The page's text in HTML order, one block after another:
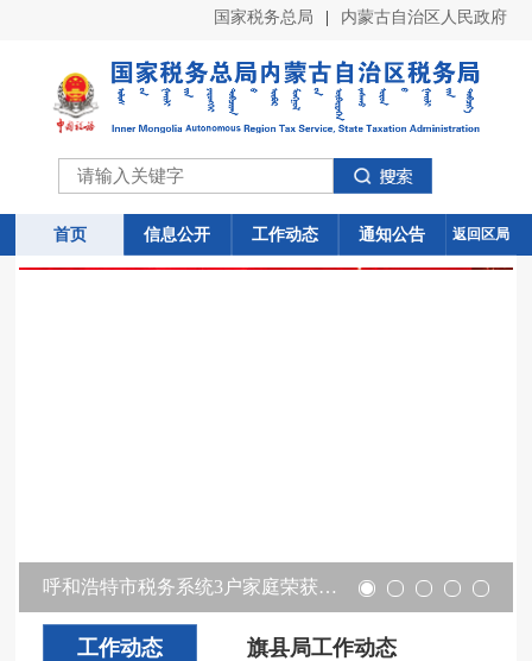
国家税务总局 内蒙古自治区人民政府
首页 信息公开 工作动态 通知公告
首页 信息公开 工作动态 通知公告 返回区局
呼和浩特市税务系统3户家庭荣获2026年度“最美家庭”荣誉称号
工作动态 旗县局工作动态